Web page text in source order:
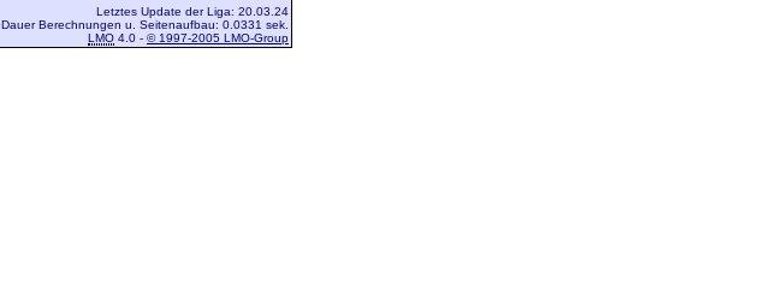
Letztes Update der Liga: 20.03.24
Dauer Berechnungen u. Seitenaufbau: 0.0331 sek.
LMO 4.0 - © 1997-2005 LMO-Group